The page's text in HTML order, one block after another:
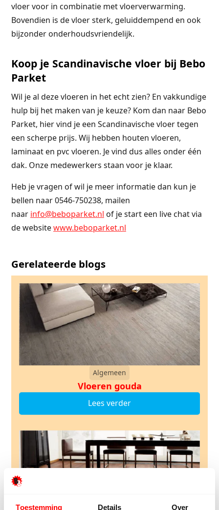
Toestemming Details Over
vloer voor in combinatie met vloerverwarming.
Bovendien is de vloer sterk, geluiddempend en ook
bijzonder onderhoudsvriendelijk.
Koop je Scandinavische vloer bij Bebo
Parket
Wil je al deze vloeren in het echt zien? En vakkundige
hulp bij het maken van je keuze? Kom dan naar Bebo
Parket, hier vind je een Scandinavische vloer tegen
een scherpe prijs. Wij hebben houten vloeren,
laminaat en pvc vloeren. Je vind dus alles onder één
dak. Onze medewerkers staan voor je klaar.
Heb je vragen of wil je meer informatie dan kun je
bellen naar 0546-750238, mailen
naar info@beboparket.nl of je start een live chat via
de websitewww.beboparket.nl
Gerelateerde blogs
Algemeen
Vloeren gouda
Lees verder